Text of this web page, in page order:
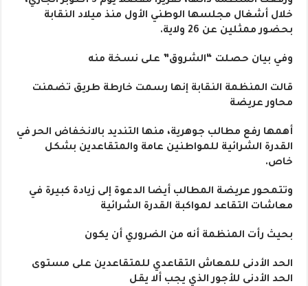
خلال أشغال مجلسها الوطني الأول منذ ميلاد النقابة
بحضور ممثلين عن 26 ولاية.
وفي بيان حصلت “الشروق” على نسخة منه
قالت المنظمة النقابة إنها رسمت خارطة طريق تضمنت
محاور عريضة
أهمها رفع مطالب جوهرية، منها التنديد بالانخفاض الحر في
القدرة الشرائية للمواطنين عامة والمتقاعدين بشكل
خاص.
وتتمحور عريضة المطالب أيضا الدعوة إلى زيادة كبيرة في
معاشات التقاعد لمواكبة القدرة الشرائية
بحيث رأت المنظمة أنه من الضروري أن يكون
الحد الأدنى للمعاش التقاعدي للمتقاعدين على مستوى
الحد الأدنى للأجور الذي يجب ألا يقل